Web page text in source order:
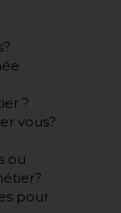
?
vous?
ou
pour